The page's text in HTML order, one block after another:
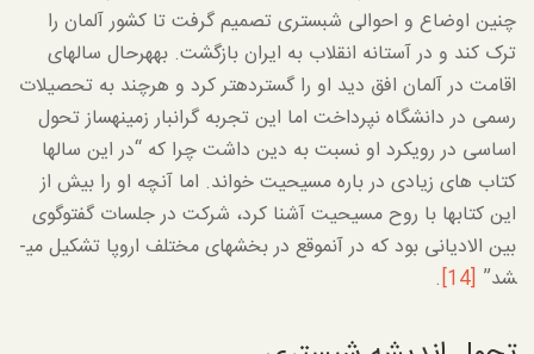
چنین اوضاع و احوالی شبستری تصمیم گرفت تا کشور آلمان را
ترک کند و در آستانه انقلاب به ایران بازگشت. به­هرحال سال­های
اقامت در آلمان افق دید او را گسترده­تر کرد و هرچند به تحصیلات
رسمی در دانشگاه نپرداخت اما این تجربه گران­بار زمینه­ساز تحول
اساسی در رویکرد او نسبت به دین داشت چرا که “در این سال­ها
کتاب های زیادی در باره مسیحیت خواند. اما آنچه او را بیش از
این کتاب­ها با روح مسیحیت آشنا کرد، شرکت در جلسات گفت­وگوی
بین الادیانی بود که در آن­موقع در بخشهای مختلف اروپا تشکیل می­
شد” [14]
.